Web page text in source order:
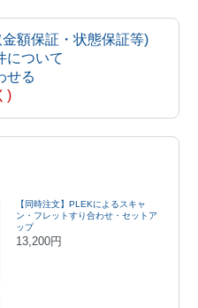
額保証・状態保証等)
について
せる
)
【同時注文】PLEKによるスキャ
ン・フレットすり合わせ・セットア
ップ
13,200円